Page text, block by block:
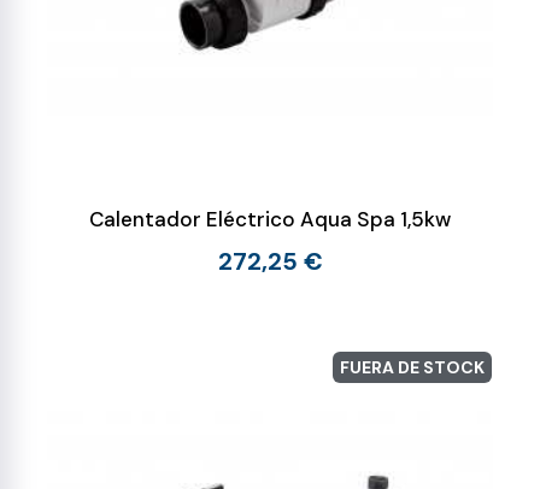
Calentador Eléctrico Aqua Spa 1,5kw
272,25 €
FUERA DE STOCK